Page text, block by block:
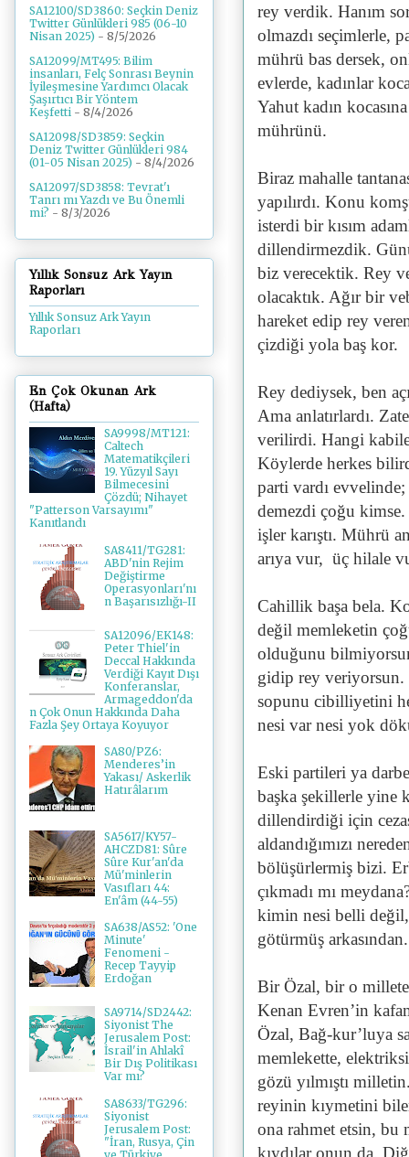
rey verdik. Hanım
olmazdı seçimlerle,
mührü bas dersek,
evlerde, kadınlar
Yahut kadın
mührünü.
Biraz mahalle
yapılırdı. Konu
isterdi bir kısım
dillendirmezdik.
biz verecektik. Rey
olacaktık. Ağır bir
hareket edip rey
çizdiği yola baş kor.
Rey dediysek, ben
Ama anlatırlardı.
verilirdi. Hangi
Köylerde herkes
parti vardı
demezdi çoğu
işler karıştı. Mührü
arıya vur, üç hilale
Cahillik başa bela.
değil memleketin
olduğunu
gidip rey
sopunu cibilliyetini
nesi var nesi yok
Eski partileri ya
başka şekillerle yine
dillendirdiği için
aldandığımızı
bölüşürlermiş bizi.
çıkmadı mı
kimin nesi belli değil,
götürmüş arkasından.
Bir Özal, bir o
Kenan Evren’in
Özal, Bağ-kur’luya
memlekette,
gözü yılmıştı
reyinin kıymetini
ona rahmet etsin, bu
kıydılar onun da.
SA12100/SD3860: Seçkin Deniz
Twitter Günlükleri 985 (06-10
Nisan 2025) - 8/5/2026
SA12099/MT495: Bilim
insanları, Felç Sonrası Beynin
İyileşmesine Yardımcı Olacak
Şaşırtıcı Bir Yöntem
Keşfetti - 8/4/2026
SA12098/SD3859: Seçkin
Deniz Twitter Günlükleri 984
(01-05 Nisan 2025) - 8/4/2026
SA12097/SD3858: Tevrat'ı
Tanrı mı Yazdı ve Bu Önemli
mi? - 8/3/2026
Yıllık Sonsuz Ark Yayın
Raporları
Yıllık Sonsuz Ark Yayın
Raporları
En Çok Okunan Ark
(Hafta)
SA9998/MT121:
Caltech
Matematikçileri
19. Yüzyıl Sayı
Bilmecesini
Çözdü; Nihayet
"Patterson Varsayımı"
Kanıtlandı
SA8411/TG281:
ABD'nin Rejim
Değiştirme
Operasyonları'nı
n Başarısızlığı-II
SA12096/EK148:
Peter Thiel'in
Deccal Hakkında
Verdiği Kayıt Dışı
Konferanslar,
Armageddon'da
n Çok Onun Hakkında Daha
Fazla Şey Ortaya Koyuyor
SA80/PZ6:
Menderes’in
Yakası/ Askerlik
Hatırâlarım
SA5617/KY57-
AHCZD81: Sûre
Sûre Kur'an'da
Mü'minlerin
Vasıfları 44:
En'âm (44-55)
SA638/AS52: 'One
Minute'
Fenomeni -
Recep Tayyip
Erdoğan
SA9714/SD2442:
Siyonist The
Jerusalem Post:
İsrail'in Ahlakî
Bir Dış Politikası
Var mı?
SA8633/TG296:
Siyonist
Jerusalem Post:
"İran, Rusya, Çin